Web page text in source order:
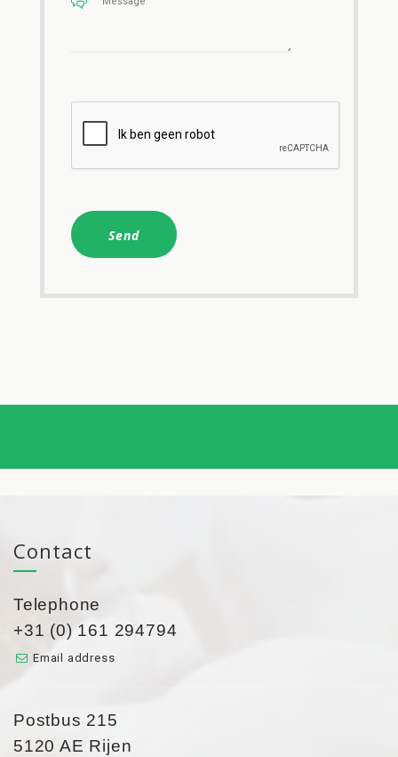
Contact
Telephone
+31 (0) 161 294794
Email address
Postbus 215
5120 AE Rijen